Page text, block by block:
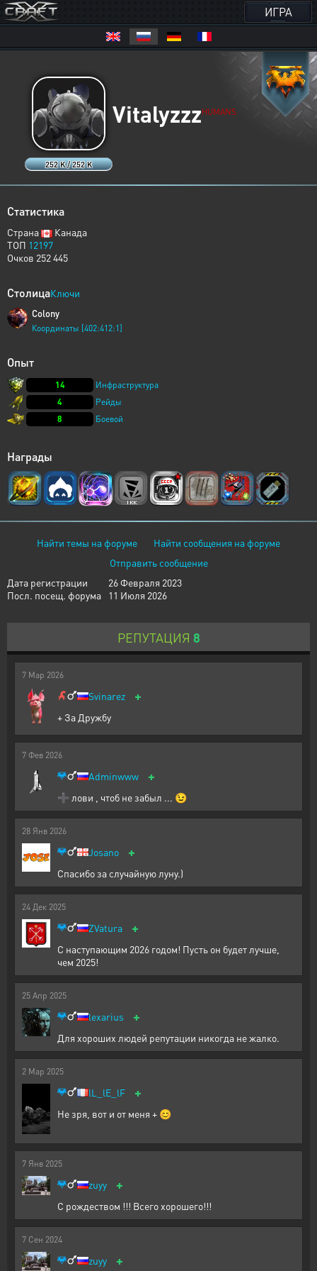
ИГРА
252 K / 252 K
VitalyzzzHUMANS
Статистика
Страна
Канада
ТОП 12197
Очков 252 445
СтолицаКлючи
Colony
Координаты [402:412:1]
Опыт
14
Инфраструктура
4
Рейды
8
Боевой
Награды
Найти темы на форуме
Найти сообщения на форуме
Отправить сообщение
Дата регистрации
26 Февраля 2023
Посл. посещ. форума
11 Июля 2026
РЕПУТАЦИЯ 8
7 Мар 2026
Svinarez +
+ За Дружбу
7 Фев 2026
Adminwww +
➕ лови , чтоб не забыл ... 😉
28 Янв 2026
Josano +
Спасибо за случайную луну.)
24 Дек 2025
ZVatura +
С наступающим 2026 годом! Пусть он будет лучше,
чем 2025!
25 Апр 2025
lexarius +
Для хороших людей репутации никогда не жалко.
2 Мар 2025
lL_lE_lF +
Не зря, вот и от меня + 😊
7 Янв 2025
zuyy +
С рождеством !!! Всего хорошего!!!
7 Сен 2024
zuyy +